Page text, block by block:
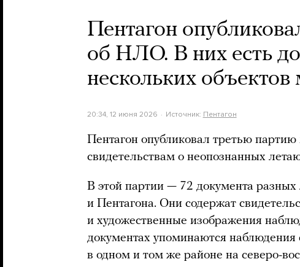
Пентагон
об НЛО. В них есть
нескольких
20:34, 12 июня 2026 Источник: Пентагон
Пентагон опубликовал третью
свидетельствам о неопознанных
В этой партии — 72 документа
и Пентагона. Они содержат
и художественные изображения
документах упоминаются
в одном и том же районе на северо-